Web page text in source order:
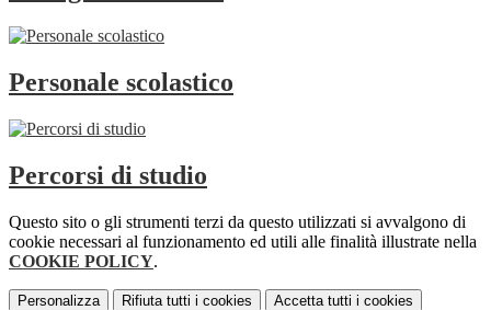
Personale scolastico
Percorsi di studio
Questo sito o gli strumenti terzi da questo utilizzati si avvalgono di
cookie necessari al funzionamento ed utili alle finalità illustrate nella
COOKIE POLICY.
Personalizza Rifiuta tutti i cookies Accetta tutti i cookies